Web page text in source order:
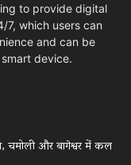
to provide digital
7, which users can
and can be
device.
और बागेश्वर में कल